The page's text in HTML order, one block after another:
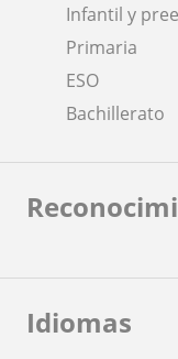
Infantil y
Primaria
ESO
Bachillerato
Idiomas